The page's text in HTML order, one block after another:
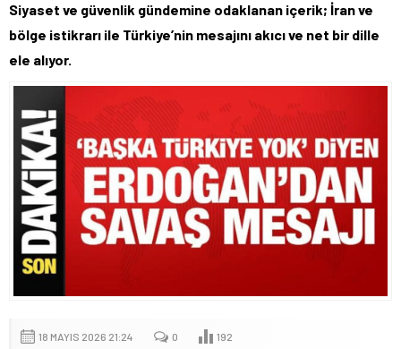
Siyaset ve güvenlik gündemine odaklanan içerik; İran ve
bölge istikrarı ile Türkiye’nin mesajını akıcı ve net bir dille
ele alıyor.
18 MAYIS 2026 21:24 0 192